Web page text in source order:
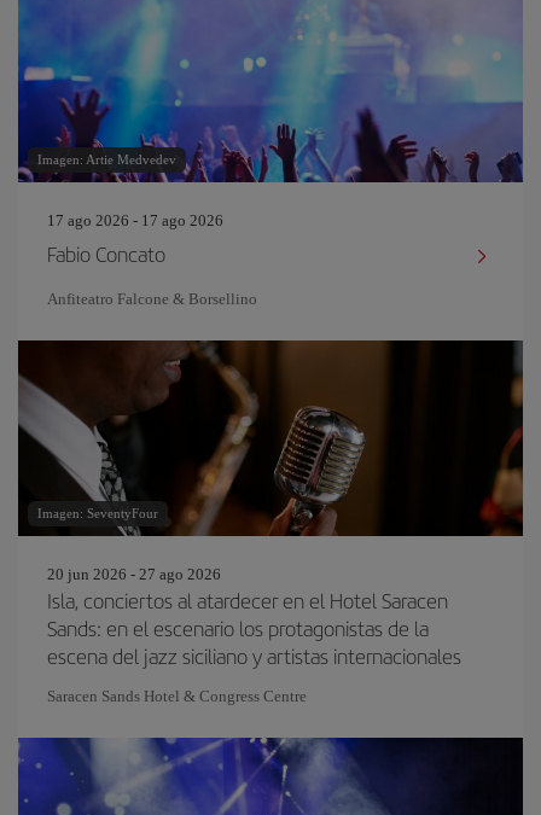
Imagen: Artie Medvedev
17 ago 2026 - 17 ago 2026
Fabio Concato
Anfiteatro Falcone & Borsellino
Imagen: SeventyFour
20 jun 2026 - 27 ago 2026
Isla, conciertos al atardecer en el Hotel Saracen
Sands: en el escenario los protagonistas de la
escena del jazz siciliano y artistas internacionales
Saracen Sands Hotel & Congress Centre